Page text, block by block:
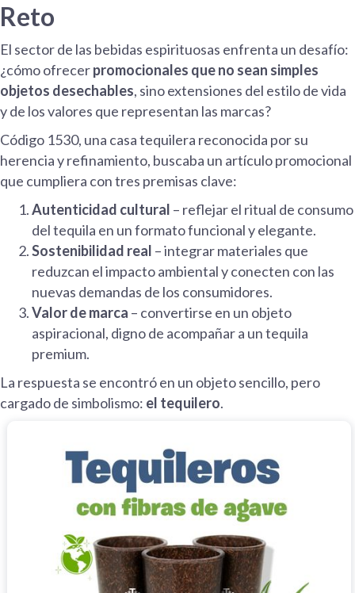
Reto
El sector de las bebidas espirituosas enfrenta un desafío:
¿cómo ofrecerpromocionales que no sean simples
objetos desechables, sino extensiones del estilo de vida
y de los valores que representan las marcas?
Código 1530, una casa tequilera reconocida por su
herencia y refinamiento, buscaba un artículo promocional
que cumpliera con tres premisas clave:
Autenticidad cultural – reflejar el ritual de consumo
del tequila en un formato funcional y elegante.
Sostenibilidad real – integrar materiales que
reduzcan el impacto ambiental y conecten con las
nuevas demandas de los consumidores.
Valor de marca – convertirse en un objeto
aspiracional, digno de acompañar a un tequila
premium.
La respuesta se encontró en un objeto sencillo, pero
cargado de simbolismo: el tequilero.